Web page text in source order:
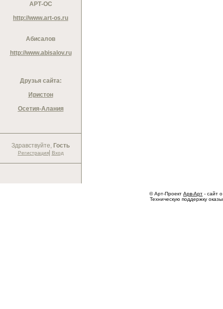
АРТ-ОС
http://www.art-os.ru
Абисалов
http://www.abisalov.ru
Друзья сайта:
Иристон
Осетия-Алания
Здравствуйте, Гость
Регистрация| Вход
© Арт-Проект Арв-Арт - сайт
Техническую поддержку